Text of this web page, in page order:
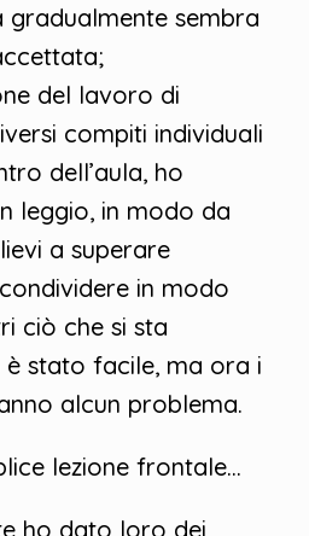
gradualmente sembra
del lavoro di
compiti individuali
dell’aula, ho
leggio, in modo da
a superare
in modo
ciò che si sta
stato facile, ma ora i
alcun problema.
lezione frontale…
ho dato loro dei